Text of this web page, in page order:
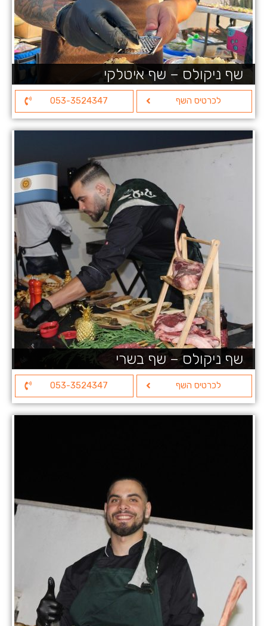
שף ניקולס – שף איטלקי
לכרטיס השף 053-3524347
שף ניקולס – שף בשרי
לכרטיס השף 053-3524347